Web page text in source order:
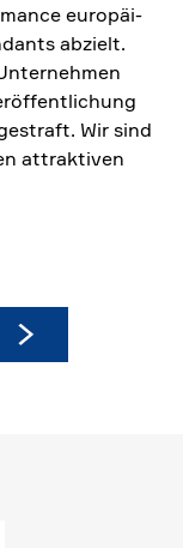
europäi­
abzielt.
Wir sind
attrak­tiven